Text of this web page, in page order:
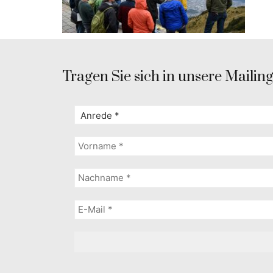
Tragen Sie sich in unsere